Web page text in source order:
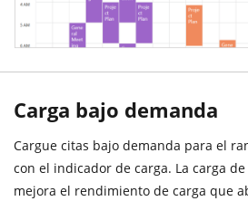
Carga bajo demanda
Cargue citas bajo demanda para el
con el indicador de carga. La carga
mejora el rendimiento de carga que